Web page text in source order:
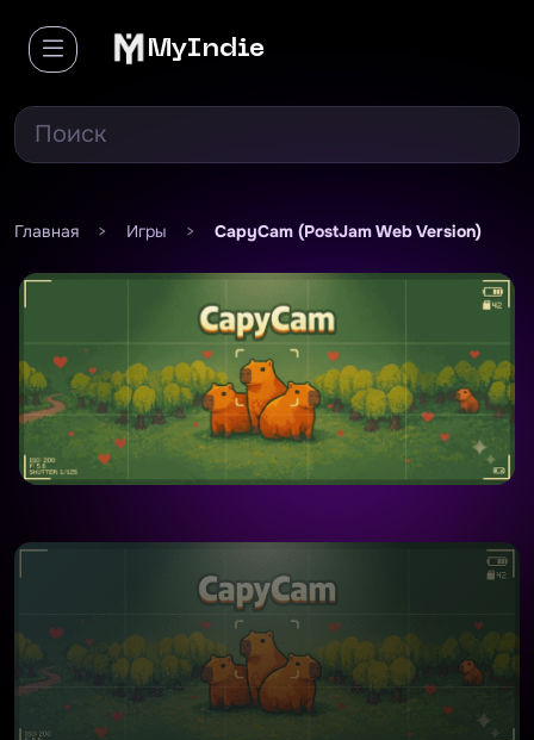
MyIndie
Главная > Игры > CapyCam (PostJam Web Version)